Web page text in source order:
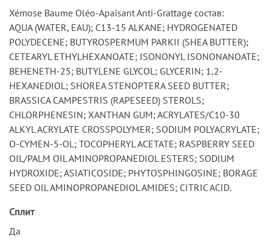
Xémose Baume Oléo-Apaisant Anti-Grattage состав:
AQUA (WATER, EAU); C13-15 ALKANE; HYDROGENATED
POLYDECENE; BUTYROSPERMUM PARKII (SHEA BUTTER);
CETEARYL ETHYLHEXANOATE; ISONONYL ISONONANOATE;
BEHENETH-25; BUTYLENE GLYCOL; GLYCERIN; 1,2-
HEXANEDIOL; SHOREA STENOPTERA SEED BUTTER;
BRASSICA CAMPESTRIS (RAPESEED) STEROLS;
CHLORPHENESIN; XANTHAN GUM; ACRYLATES/C10-30
ALKYL ACRYLATE CROSSPOLYMER; SODIUM POLYACRYLATE;
O-CYMEN-5-OL; TOCOPHERYL ACETATE; RASPBERRY SEED
OIL/PALM OIL AMINOPROPANEDIOL ESTERS; SODIUM
HYDROXIDE; ASIATICOSIDE; PHYTOSPHINGOSINE; BORAGE
SEED OIL AMINOPROPANEDIOL AMIDES; CITRIC ACID.
Сплит
Да